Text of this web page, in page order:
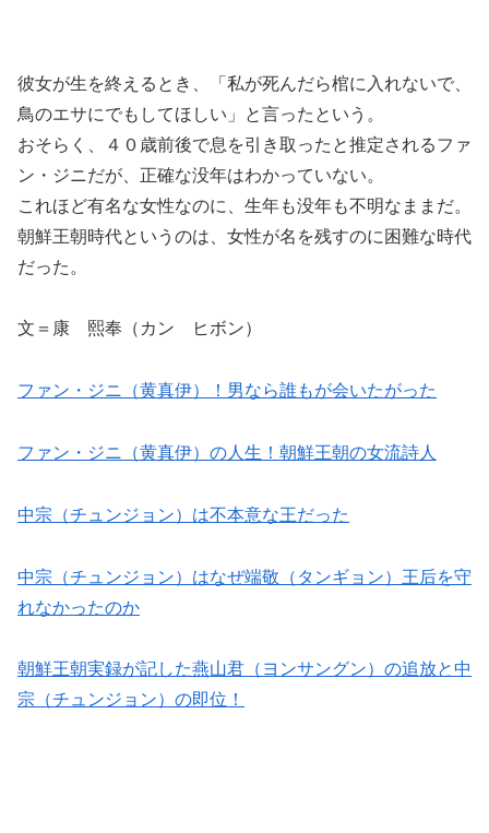
彼女が生を終えるとき、「私が死んだら棺に入れないで、
鳥のエサにでもしてほしい」と言ったという。
おそらく、４０歳前後で息を引き取ったと推定されるファ
ン・ジニだが、正確な没年はわかっていない。
これほど有名な女性なのに、生年も没年も不明なままだ。
朝鮮王朝時代というのは、女性が名を残すのに困難な時代
だった。
文＝康 熙奉（カン ヒボン）
ファン・ジニ（黄真伊）！男なら誰もが会いたがった
ファン・ジニ（黄真伊）の人生！朝鮮王朝の女流詩人
中宗（チュンジョン）は不本意な王だった
中宗（チュンジョン）はなぜ端敬（タンギョン）王后を守
れなかったのか
朝鮮王朝実録が記した燕山君（ヨンサングン）の追放と中
宗（チュンジョン）の即位！